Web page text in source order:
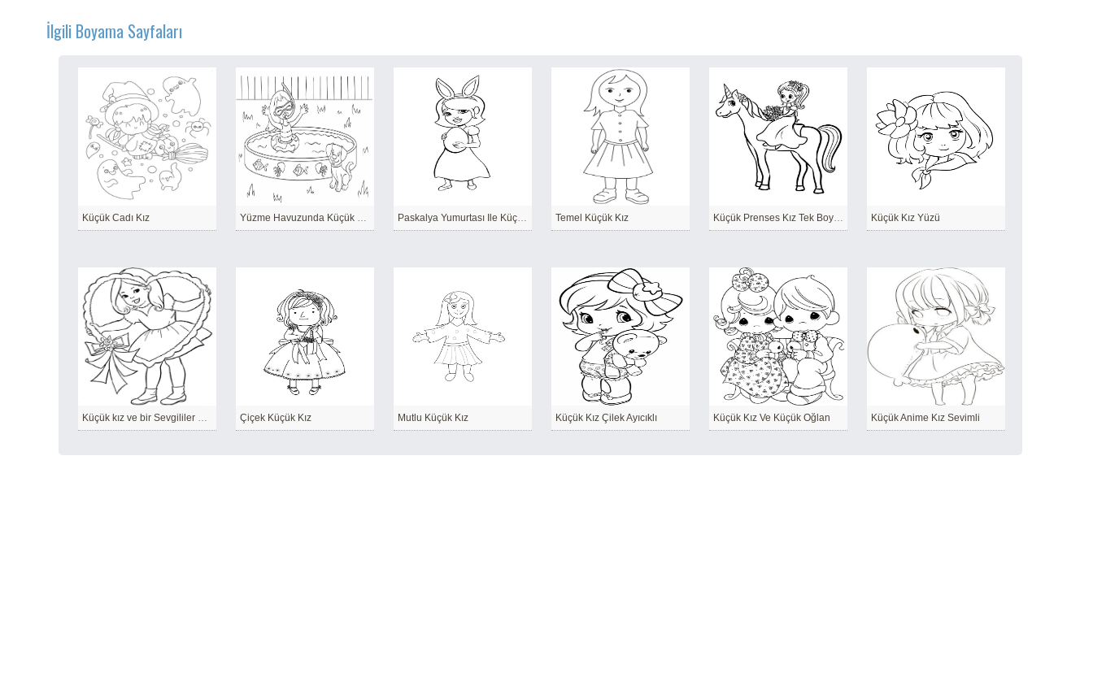
İlgili Boyama Sayfaları
Küçük Cadı Kız Yüzme Havuzunda Küçük Kız Paskalya Yumurtası Ile Küçük Kız Temel Küçük Kız Küçük Prenses Kız Tek Boynuzlu At Binme Küçük Kız Yüzü
Küçük kız ve bir Sevgililer Günü Kalbi Çiçek Küçük Kız Mutlu Küçük Kız Küçük Kız Çilek Ayıcıklı Küçük Kız Ve Küçük Oğlan Küçük Anime Kız Sevimli